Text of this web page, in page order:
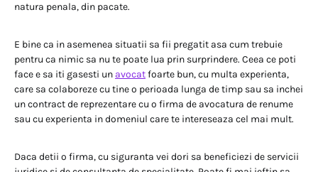
natura penala, din pacate.
E bine ca in asemenea situatii sa fii pregatit asa cum trebuie
pentru ca nimic sa nu te poate lua prin surprindere. Ceea ce poti
face e sa iti gasesti un avocatfoarte bun, cu multa experienta,
care sa colaboreze cu tine o perioada lunga de timp sau sa inchei
un contract de reprezentare cu o firma de avocatura de renume
sau cu experienta in domeniul care te intereseaza cel mai mult.
Daca detii o firma, cu siguranta vei dori sa beneficiezi de servicii